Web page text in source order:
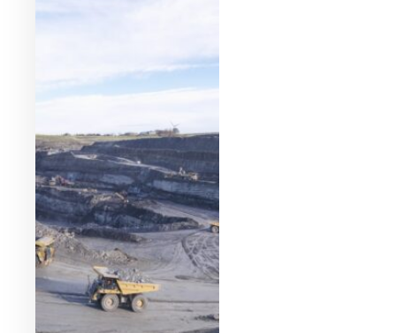
Faire progresser l’éducation.